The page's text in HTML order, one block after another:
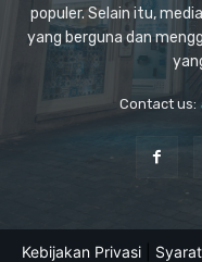
populer. Selain itu,
yang berguna dan
Contact us:
Kebijakan Privasi